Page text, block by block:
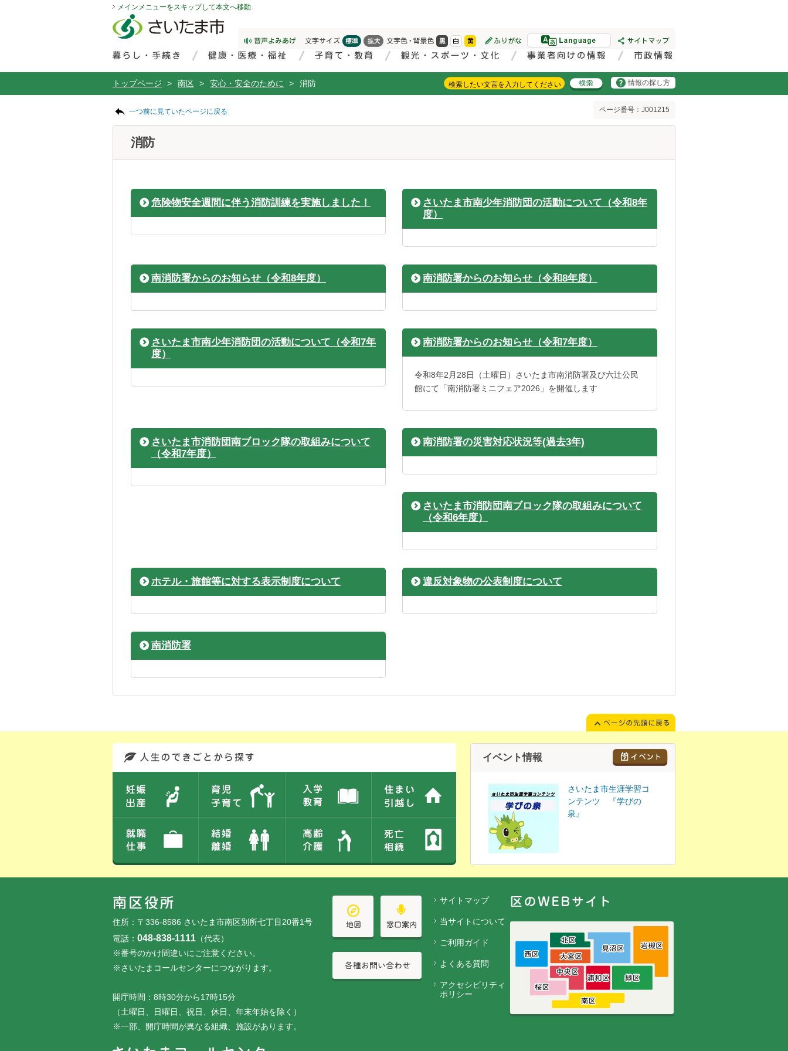
メインメニューをスキップして本文へ移動
トップページ > 南区 > 安心・安全のために > 消防 情報の探し方
一つ前に見ていたページに戻る ページ番号：J001215
消防
危険物安全週間に伴う消防訓練を実施しました！
さいたま市南少年消防団の活動について（令和8年
度）
南消防署からのお知らせ（令和8年度） 南消防署からのお知らせ（令和8年度）
さいたま市南少年消防団の活動について（令和7年
度）
南消防署からのお知らせ（令和7年度）
令和8年2月28日（土曜日）さいたま市南消防署及び六辻公民
館にて「南消防署ミニフェア2026」を開催します
さいたま市消防団南ブロック隊の取組みについて
（令和7年度）
南消防署の災害対応状況等(過去3年)
さいたま市消防団南ブロック隊の取組みについて
（令和6年度）
ホテル・旅館等に対する表示制度について 違反対象物の公表制度について
南消防署
イベント情報
さいたま市生涯学習コ
ンテンツ 『学びの
泉』
住所：〒336-8586 さいたま市南区別所七丁目20番1号
電話： 048-838-1111 （代表）
※番号のかけ間違いにご注意ください。
※さいたまコールセンターにつながります。
開庁時間：8時30分から17時15分
（土曜日、日曜日、祝日、休日、年末年始を除く）
※一部、開庁時間が異なる組織、施設があります。
サイトマップ
当サイトについて
ご利用ガイド
よくある質問
アクセシビリティ
ポリシー